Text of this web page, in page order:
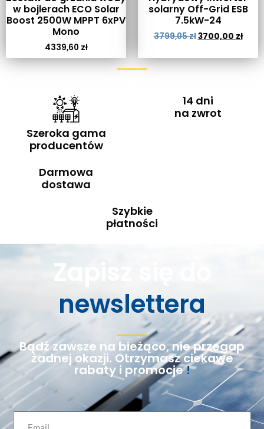
w bojlerach ECO Solar
Boost 2500W MPPT 6xPV
Mono
4339,60 zł
solarny Off-Grid ESB
7.5kW-24
3799,05zł3700,00 zł
Szeroka gama
producentów
14 dni
na zwrot
Darmowa
dostawa
Szybkie
płatności
Zapisz się do
newslettera
Bądź zawsze na bieżąco, nie przegap
żadnej okazji. Otrzymasz ciekawe
rabaty i promocje!